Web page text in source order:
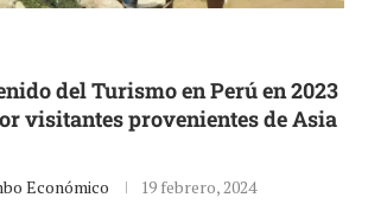
del Turismo en Perú en 2023
visitantes provenientes de Asia
Económico 19 febrero, 2024